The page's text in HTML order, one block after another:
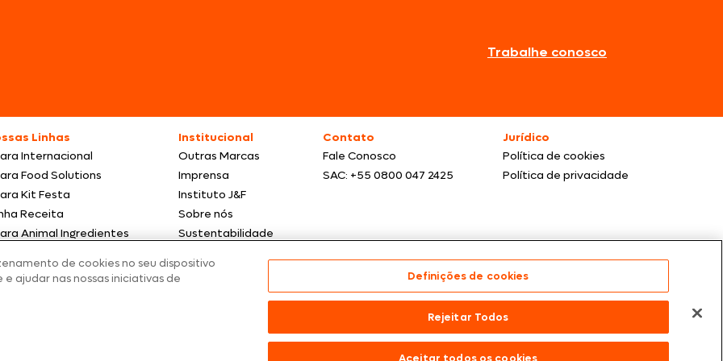
Trabalhe conosco
Linhas
Internacional
Food Solutions
Kit Festa
Receita
Animal Ingredientes
Institucional
Outras Marcas
Imprensa
Instituto J&F
Sobre nós
Sustentabilidade
Contato
Fale Conosco
SAC: +55 0800 047 2425
Jurídico
Política de cookies
Política de privacidade
meramente ilustrativas | Ofertas válidas enquanto durarem os estoques dos nossos parceiros | Vendas sujeitas a análise e
preços, promoções e condições de pagamento são válidos exclusivamente para compras efetuadas em nossos parceiros.
os produtos estão sujeitos a disponibilidade de estoque.
de cookies no seu dispositivo
ajudar nas nossas iniciativas de
Definições de cookies
Rejeitar Todos
Aceitar todos os cookies